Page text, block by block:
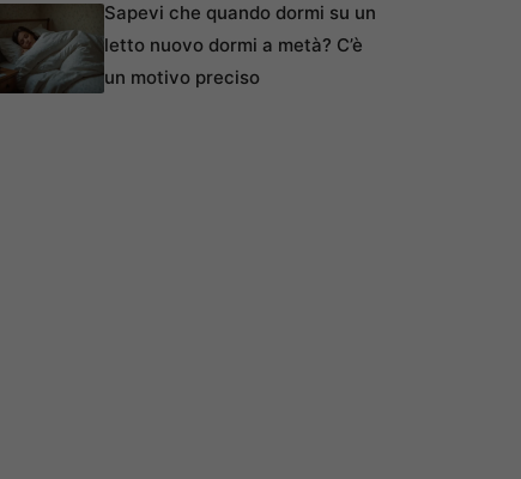
Sapevi che quando dormi su un
letto nuovo dormi a metà? C’è
un motivo preciso